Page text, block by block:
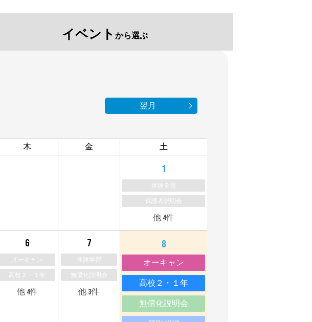
イベント から選ぶ
翌月
木 金 土
1
体験学習
保護者説明会
他 4件
6
オーキャン
高校２・１年
他 4件
7
体験学習
無償化説明会
他 3件
8
オーキャン
高校２・１年
無償化説明会